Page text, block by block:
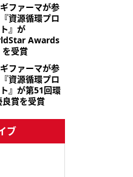
ファーマが参
資源循環プロ
』が
Awards
受賞
ファーマが参
資源循環プロ
』が第51回環
賞を受賞
ブ